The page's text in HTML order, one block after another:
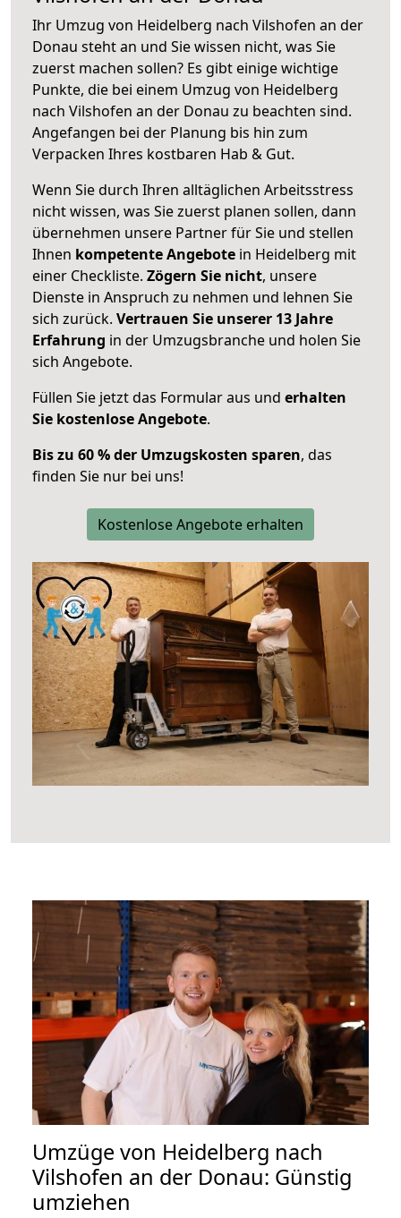
Ihr Umzug von Heidelberg nach Vilshofen an der
Donau steht an und Sie wissen nicht, was Sie
zuerst machen sollen? Es gibt einige wichtige
Punkte, die bei einem Umzug von Heidelberg
nach Vilshofen an der Donau zu beachten sind.
Angefangen bei der Planung bis hin zum
Verpacken Ihres kostbaren Hab & Gut.
Wenn Sie durch Ihren alltäglichen Arbeitsstress
nicht wissen, was Sie zuerst planen sollen, dann
übernehmen unsere Partner für Sie und stellen
Ihnen kompetente Angebote in Heidelberg mit
einer Checkliste. Zögern Sie nicht, unsere
Dienste in Anspruch zu nehmen und lehnen Sie
sich zurück. Vertrauen Sie unserer 13 Jahre
Erfahrung in der Umzugsbranche und holen Sie
sich Angebote.
Füllen Sie jetzt das Formular aus und erhalten
Sie kostenlose Angebote.
Bis zu 60 % der Umzugskosten sparen, das
finden Sie nur bei uns!
Kostenlose Angebote erhalten
Umzüge von Heidelberg nach
Vilshofen an der Donau: Günstig
umziehen